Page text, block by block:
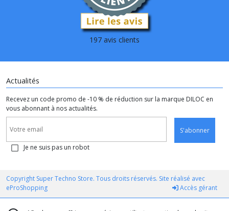
197 avis clients
Actualités
Recevez un code promo de -10 % de réduction sur la marque DILOC en
vous abonnant à nos actualités.
S'abonner
Je ne suis pas un robot
Copyright Super Techno Store. Tous droits réservés. Site réalisé avec
eProShopping
Accès gérant